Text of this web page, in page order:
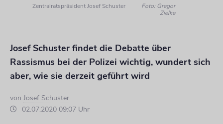
Zentralratspräsident Josef Schuster
Foto: Gregor
Zielke
Josef Schuster findet die Debatte über
Rassismus bei der Polizei wichtig, wundert sich
aber, wie sie derzeit geführt wird
von Josef Schuster
02.07.2020 09:07 Uhr